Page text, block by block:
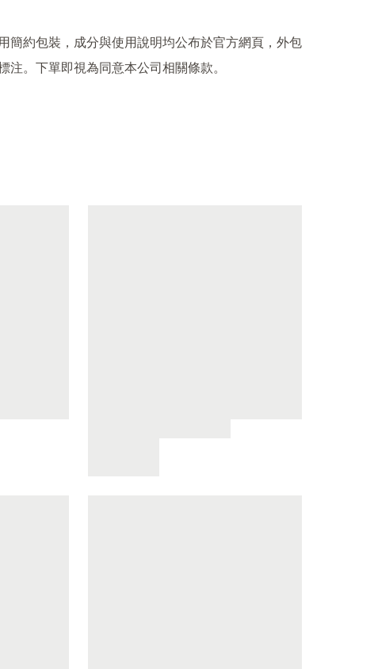
簡約包裝，成分與使用說明均公布於官方網頁，外包
注。下單即視為同意本公司相關條款。